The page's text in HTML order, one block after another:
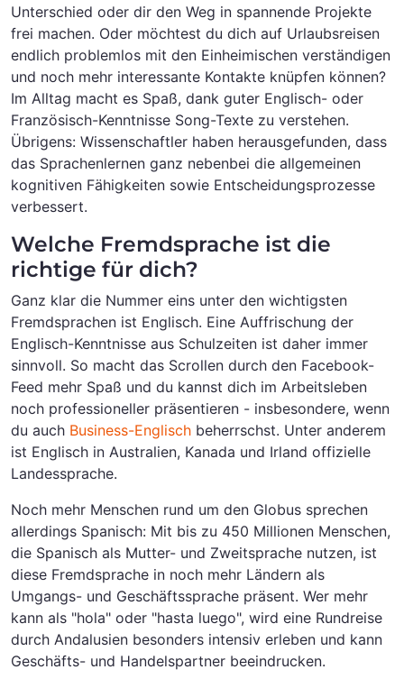
Unterschied oder dir den Weg in spannende Projekte
frei machen. Oder möchtest du dich auf Urlaubsreisen
endlich problemlos mit den Einheimischen verständigen
und noch mehr interessante Kontakte knüpfen können?
Im Alltag macht es Spaß, dank guter Englisch- oder
Französisch-Kenntnisse Song-Texte zu verstehen.
Übrigens: Wissenschaftler haben herausgefunden, dass
das Sprachenlernen ganz nebenbei die allgemeinen
kognitiven Fähigkeiten sowie Entscheidungsprozesse
verbessert.
Welche Fremdsprache ist die
richtige für dich?
Ganz klar die Nummer eins unter den wichtigsten
Fremdsprachen ist Englisch. Eine Auffrischung der
Englisch-Kenntnisse aus Schulzeiten ist daher immer
sinnvoll. So macht das Scrollen durch den Facebook-
Feed mehr Spaß und du kannst dich im Arbeitsleben
noch professioneller präsentieren - insbesondere, wenn
du auch Business-Englisch beherrschst. Unter anderem
ist Englisch in Australien, Kanada und Irland offizielle
Landessprache.
Noch mehr Menschen rund um den Globus sprechen
allerdings Spanisch: Mit bis zu 450 Millionen Menschen,
die Spanisch als Mutter- und Zweitsprache nutzen, ist
diese Fremdsprache in noch mehr Ländern als
Umgangs- und Geschäftssprache präsent. Wer mehr
kann als "hola" oder "hasta luego", wird eine Rundreise
durch Andalusien besonders intensiv erleben und kann
Geschäfts- und Handelspartner beeindrucken.